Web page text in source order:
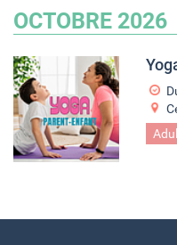
OCTOBRE 2026